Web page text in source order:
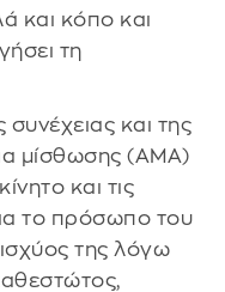
και κόπο και
τη
συνέχειας και της
μίσθωσης (ΑΜΑ)
και τις
το πρόσωπο του
της λόγω